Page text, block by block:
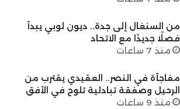
من السنغال إلى جدة.. ديون لوبي يبدأ
فصلًا جديدًا مع الاتحاد
منذ 7 ساعات
مفاجأة في النصر.. العقيدي يقترب من
الرحيل وصفقة تبادلية تلوح في الأفق
منذ 9 ساعات